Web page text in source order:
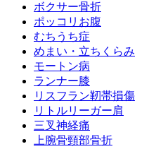
ボクサー骨折
ポッコリお腹
むちうち症
めまい・立ちくらみ
モートン病
ランナー膝
リスフラン靭帯損傷
リトルリーガー肩
三叉神経痛
上腕骨頸部骨折